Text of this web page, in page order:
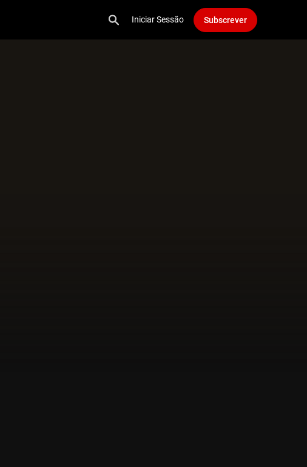
Iniciar Sessão Subscrever